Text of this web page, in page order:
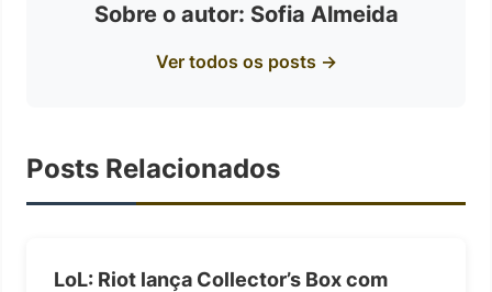
Sobre o autor: Sofia Almeida
Ver todos os posts →
Posts Relacionados
LoL: Riot lança Collector’s Box com